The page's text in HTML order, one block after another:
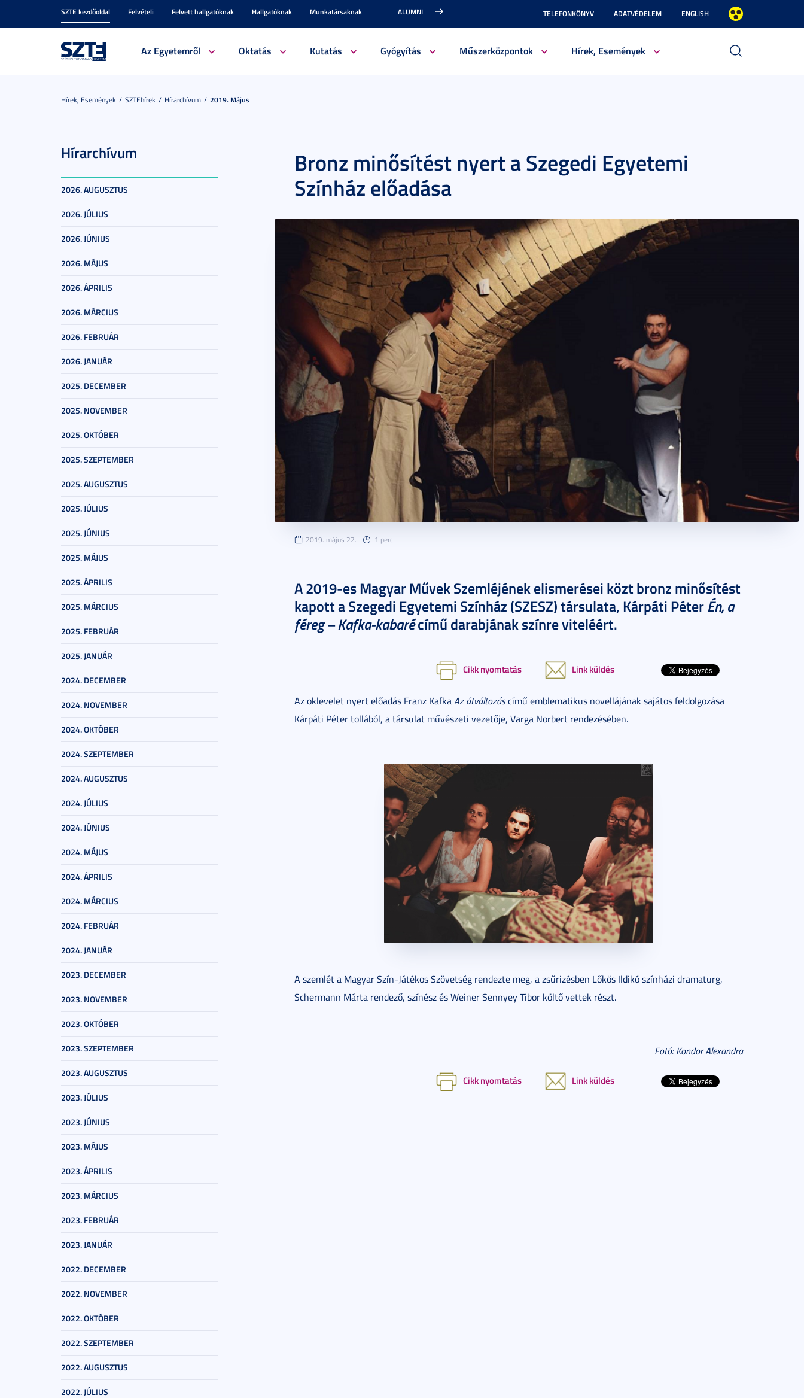
SZTE kezdőoldal Felvételi Felvett hallgatóknak Hallgatóknak Munkatársaknak ALUMNI TELEFONKÖNYV ADATVÉDELEM ENGLISH
Az Egyetemről Oktatás Kutatás Gyógyítás Műszerközpontok Hírek, Események
Hírek, Események SZTEhírek Hírarchívum 2019. Május
Hírarchívum
2026. AUGUSZTUS
2026. JÚLIUS
2026. JÚNIUS
2026. MÁJUS
2026. ÁPRILIS
2026. MÁRCIUS
2026. FEBRUÁR
2026. JANUÁR
2025. DECEMBER
2025. NOVEMBER
2025. OKTÓBER
2025. SZEPTEMBER
2025. AUGUSZTUS
2025. JÚLIUS
2025. JÚNIUS
2025. MÁJUS
2025. ÁPRILIS
2025. MÁRCIUS
2025. FEBRUÁR
2025. JANUÁR
2024. DECEMBER
2024. NOVEMBER
2024. OKTÓBER
2024. SZEPTEMBER
2024. AUGUSZTUS
2024. JÚLIUS
2024. JÚNIUS
2024. MÁJUS
2024. ÁPRILIS
2024. MÁRCIUS
2024. FEBRUÁR
2024. JANUÁR
2023. DECEMBER
2023. NOVEMBER
2023. OKTÓBER
2023. SZEPTEMBER
2023. AUGUSZTUS
2023. JÚLIUS
2023. JÚNIUS
2023. MÁJUS
2023. ÁPRILIS
2023. MÁRCIUS
2023. FEBRUÁR
2023. JANUÁR
2022. DECEMBER
2022. NOVEMBER
2022. OKTÓBER
2022. SZEPTEMBER
2022. AUGUSZTUS
2022. JÚLIUS
Bronz minősítést nyert a Szegedi Egyetemi
Színház előadása
2019. május 22. 1 perc
A 2019-es Magyar Művek Szemléjének elismerései közt bronz minősítést
kapott a Szegedi Egyetemi Színház (SZESZ) társulata, Kárpáti PéterÉn, a
féreg – Kafka-kabarécímű darabjának színre viteléért.
Cikk nyomtatás Link küldés
Az oklevelet nyert előadás Franz KafkaAz átváltozáscímű emblematikus novellájának sajátos feldolgozása
Kárpáti Péter tollából, a társulat művészeti vezetője, Varga Norbert rendezésében.
A szemlét a Magyar Szín-Játékos Szövetség rendezte meg, a zsűrizésben Lőkös Ildikó színházi dramaturg,
Schermann Márta rendező, színész és Weiner Sennyey Tibor költő vettek részt.
Fotó: Kondor Alexandra
Cikk nyomtatás Link küldés